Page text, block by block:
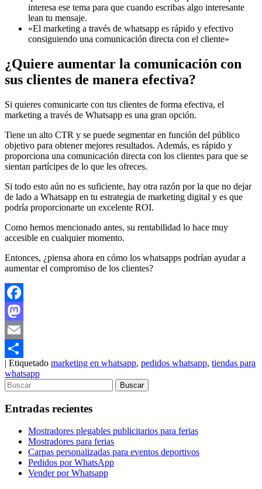
interesa ese tema para que cuando escribas algo interesante
lean tu mensaje.
«El marketing a través de whatsapp es rápido y efectivo
consiguiendo una comunicación directa con el cliente»
¿Quiere aumentar la comunicación con
sus clientes de manera efectiva?
Si quieres comunicarte con tus clientes de forma efectiva, el
marketing a través de Whatsapp es una gran opción.
Tiene un alto CTR y se puede segmentar en función del público
objetivo para obtener mejores resultados. Además, es rápido y
proporciona una comunicación directa con los clientes para que se
sientan partícipes de lo que les ofreces.
Si todo esto aún no es suficiente, hay otra razón por la que no dejar
de lado a Whatsapp en tu estrategia de marketing digital y es que
podría proporcionarte un excelente ROI.
Como hemos mencionado antes, su rentabilidad lo hace muy
accesible en cualquier momento.
Entonces, ¿piensa ahora en cómo los whatsapps podrían ayudar a
aumentar el compromiso de los clientes?
Facebook
Mastodon
Email
Compartir
| Etiquetado marketing en whatsapp, pedidos whatsapp, tiendas para
whatsapp
Entradas recientes
Mostradores plegables publicitarios para ferias
Mostradores para ferias
Carpas personalizadas para eventos deportivos
Pedidos por WhatsApp
Vender por Whatsapp